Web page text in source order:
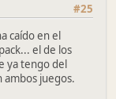
#25
caído en el
el de los
ya tengo del
ambos juegos.